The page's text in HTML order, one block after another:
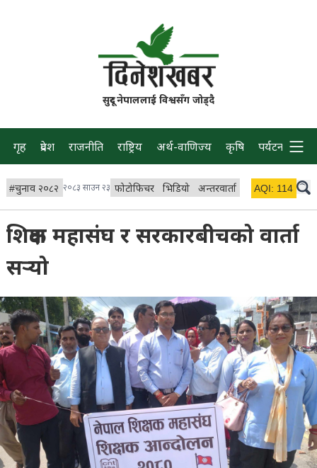
सुदूर नेपाललाई विश्वसँग जोड्दै
गृह प्रदेश राजनीति राष्ट्रिय अर्थ-वाणिज्य कृषि पर्यटन प्रवास
#चुनाव २०८२ २०८३ साउन २३ फोटोफिचर भिडियो अन्तरवार्ता विचार/ब्लग
AQI: 114
शिक्षक महासंघ र सरकारबीचको वार्ता
सर्‍यो